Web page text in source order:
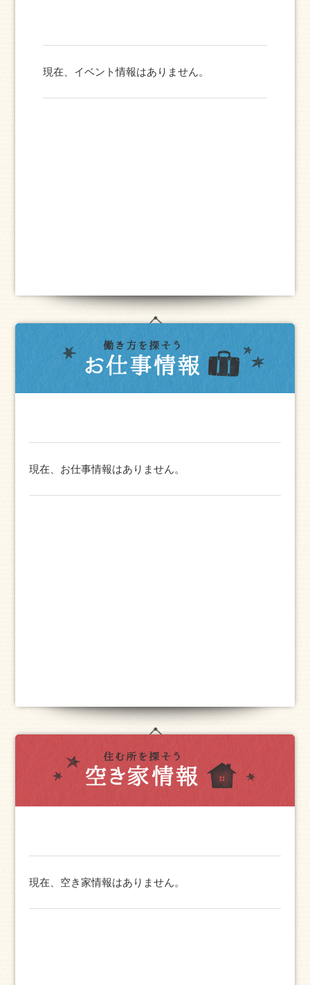
現在、イベント情報はありません。
現在、お仕事情報はありません。
現在、空き家情報はありません。